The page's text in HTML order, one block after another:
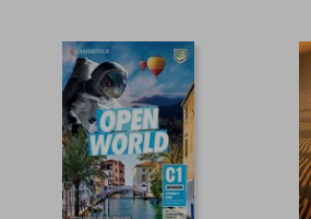
45%
dcto. $ 34.75